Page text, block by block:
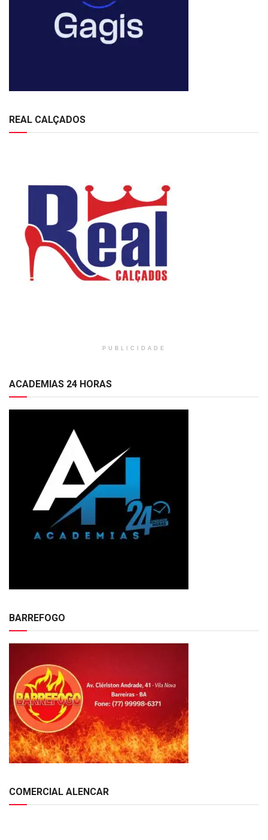
REAL CALÇADOS
PUBLICIDADE
ACADEMIAS 24 HORAS
BARREFOGO
COMERCIAL ALENCAR